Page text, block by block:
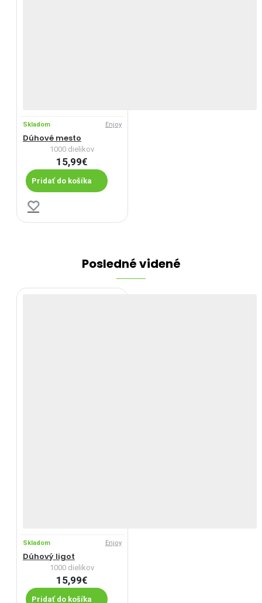
Skladom Enjoy
Dúhové mesto
1000 dielikov
15,99€
Pridať do košíka
Posledné videné
Skladom Enjoy
Dúhový ligot
1000 dielikov
15,99€
Pridať do košíka